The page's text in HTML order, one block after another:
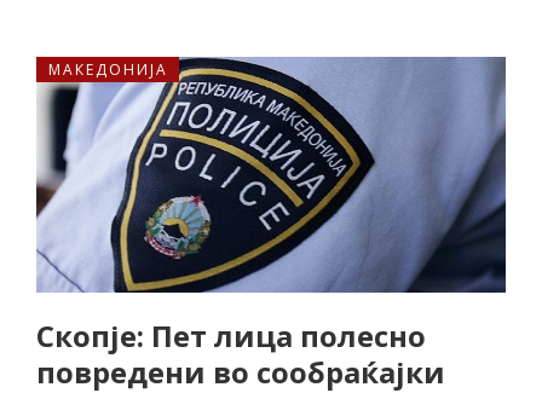
МАКЕДОНИЈА
Скопје: Пет лица полесно
повредени во сообраќајки